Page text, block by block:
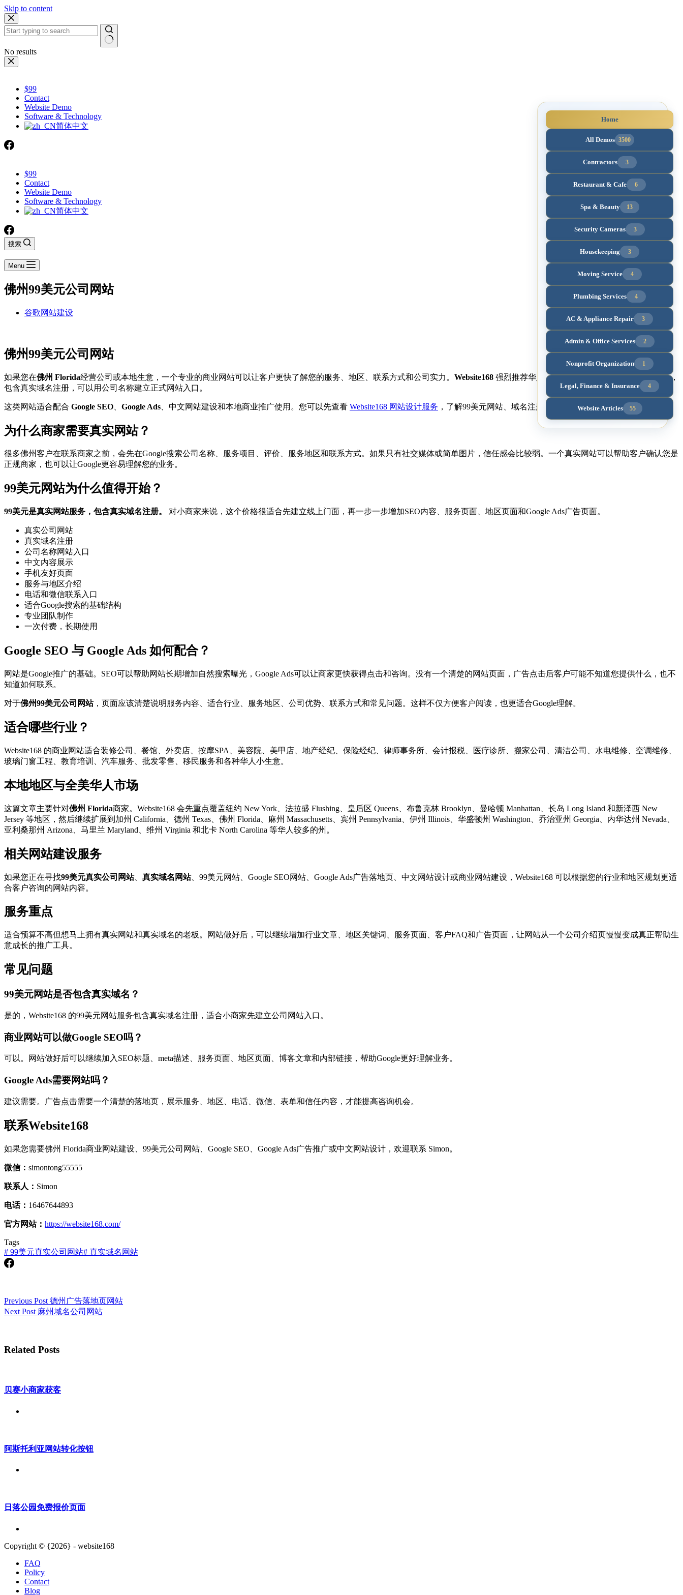
Home
All Demos 3500
Contractors 3
Restaurant & Cafe 6
Spa & Beauty 13
Security Cameras 3
Housekeeping 3
Moving Service 4
Plumbing Services 4
AC & Appliance Repair 3
Admin & Office Services 2
Nonprofit Organization 1
Legal, Finance & Insurance 4
Website Articles 55
Skip to content
No results
$99
Contact
Website Demo
Software & Technology
简体中文
$99
Contact
Website Demo
Software & Technology
简体中文
搜索
Menu
佛州99美元公司网站
谷歌网站建设
佛州99美元公司网站
如果您在佛州 Florida经营公司或本地生意，一个专业的商业网站可以让客户更快了解您的服务、地区、联系方式和公司实力。 Website168 强烈推荐华人商家先从99美元真实公司网站开始，
包含真实域名注册，可以用公司名称建立正式网站入口。
这类网站适合配合 Google SEO Google Ads 、中文网站建设和本地商业推广使用。您可以先查看 Website168 网站设计服务 ，了解99美元网站、域名注册、SEO网站和广告落地页服务。
为什么商家需要真实网站？
很多佛州客户在联系商家之前，会先在Google搜索公司名称、服务项目、评价、服务地区和联系方式。如果只有社交媒体或简单图片，信任感会比较弱。一个真实网站可以帮助客户确认您是
正规商家，也可以让Google更容易理解您的业务。
99美元网站为什么值得开始？
99美元是真实网站服务，包含真实域名注册。 对小商家来说，这个价格很适合先建立线上门面，再一步一步增加SEO内容、服务页面、地区页面和Google Ads广告页面。
真实公司网站
真实域名注册
公司名称网站入口
中文内容展示
手机友好页面
服务与地区介绍
电话和微信联系入口
适合Google搜索的基础结构
专业团队制作
一次付费，长期使用
Google SEO 与 Google Ads 如何配合？
网站是Google推广的基础。SEO可以帮助网站长期增加自然搜索曝光，Google Ads可以让商家更快获得点击和咨询。没有一个清楚的网站页面，广告点击后客户可能不知道您提供什么，也不
知道如何联系。
对于佛州99美元公司网站，页面应该清楚说明服务内容、适合行业、服务地区、公司优势、联系方式和常见问题。这样不仅方便客户阅读，也更适合Google理解。
适合哪些行业？
Website168 的商业网站适合装修公司、餐馆、外卖店、按摩SPA、美容院、美甲店、地产经纪、保险经纪、律师事务所、会计报税、医疗诊所、搬家公司、清洁公司、水电维修、空调维修、
玻璃门窗工程、教育培训、汽车服务、批发零售、移民服务和各种华人小生意。
本地地区与全美华人市场
这篇文章主要针对佛州 Florida商家。Website168 会先重点覆盖纽约 New York、法拉盛 Flushing、皇后区 Queens、布鲁克林 Brooklyn、曼哈顿 Manhattan、长岛 Long Island 和新泽西 New
Jersey 等地区，然后继续扩展到加州 California、德州 Texas、佛州 Florida、麻州 Massachusetts、宾州 Pennsylvania、伊州 Illinois、华盛顿州 Washington、乔治亚州 Georgia、内华达州 Nevada、
亚利桑那州 Arizona、马里兰 Maryland、维州 Virginia 和北卡 North Carolina 等华人较多的州。
相关网站建设服务
如果您正在寻找99美元真实公司网站、 真实域名网站、99美元网站、Google SEO网站、Google Ads广告落地页、中文网站设计或商业网站建设，Website168 可以根据您的行业和地区规划更适
合客户咨询的网站内容。
服务重点
适合预算不高但想马上拥有真实网站和真实域名的老板。网站做好后，可以继续增加行业文章、地区关键词、服务页面、客户FAQ和广告页面，让网站从一个公司介绍页慢慢变成真正帮助生
意成长的推广工具。
常见问题
99美元网站是否包含真实域名？
是的，Website168 的99美元网站服务包含真实域名注册，适合小商家先建立公司网站入口。
商业网站可以做Google SEO吗？
可以。网站做好后可以继续加入SEO标题、meta描述、服务页面、地区页面、博客文章和内部链接，帮助Google更好理解业务。
Google Ads需要网站吗？
建议需要。广告点击需要一个清楚的落地页，展示服务、地区、电话、微信、表单和信任内容，才能提高咨询机会。
联系Website168
如果您需要佛州 Florida商业网站建设、99美元公司网站、Google SEO、Google Ads广告推广或中文网站设计，欢迎联系 Simon。
微信： simontong55555
联系人： Simon
电话： 16467644893
官方网站： https://website168.com/
Tags
# 99美元真实公司网站# 真实域名网站
Previous Post 德州广告落地页网站
Next Post 麻州域名公司网站
Related Posts
贝赛小商家获客
阿斯托利亚网站转化按钮
日落公园免费报价页面
Copyright © {2026} - website168
FAQ
Policy
Contact
Blog